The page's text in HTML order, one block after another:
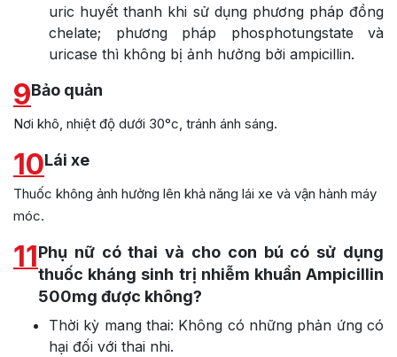
uric huyết thanh khi sử dụng phương pháp đồng
chelate; phương pháp phosphotungstate và
uricase thì không bị ảnh hưởng bởi ampicillin.
9Bảo quản
Nơi khô, nhiệt độ dưới 30°c, tránh ánh sáng.
10Lái xe
Thuốc không ảnh hưởng lên khả năng lái xe và vận hành máy
móc.
11Phụ nữ có thai và cho con bú có sử dụng
thuốc kháng sinh trị nhiễm khuẩn Ampicillin
500mg được không?
Thời kỳ mang thai: Không có những phản ứng có
hại đối với thai nhi.